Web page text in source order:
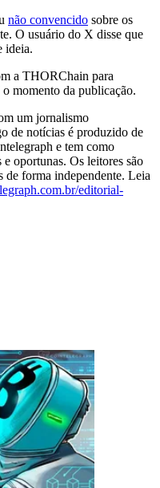
não convencido sobre os
O usuário do X disse que
ideia.
a THORChain para
o momento da publicação.
um jornalismo
de notícias é produzido de
e tem como
oportunas. Os leitores são
de forma independente. Leia
editorial-